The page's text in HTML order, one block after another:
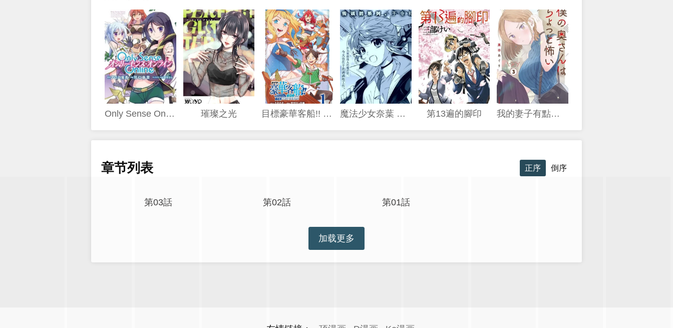
Only Sense Online 璀璨之光 目標豪華客船!! 運用船召喚技能，在異世界開啟奢華生活 魔法少女奈葉 EXCEEDS 第13遍的腳印 我的妻子有點可怕
章节列表 正序 倒序
第03話 第02話 第01話
加载更多